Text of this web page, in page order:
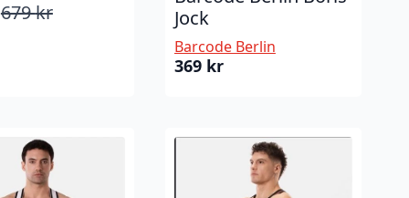
679kr
Jock
Barcode Berlin
369 kr